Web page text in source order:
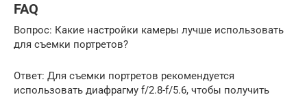
FAQ
Вопрос: Какие настройки камеры лучше использовать
для съемки портретов?
Ответ: Для съемки портретов рекомендуется
использовать диафрагму f/2.8-f/5.6, чтобы получить